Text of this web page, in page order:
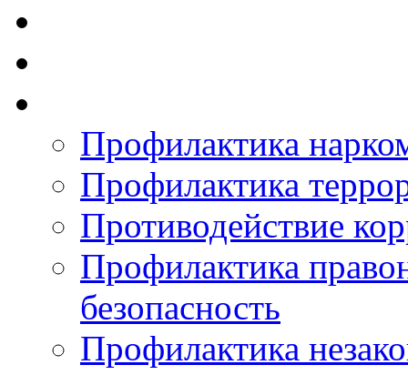
Профилактика
Профилактика
Противодействие
Профилактика
безопасность
Профилактика